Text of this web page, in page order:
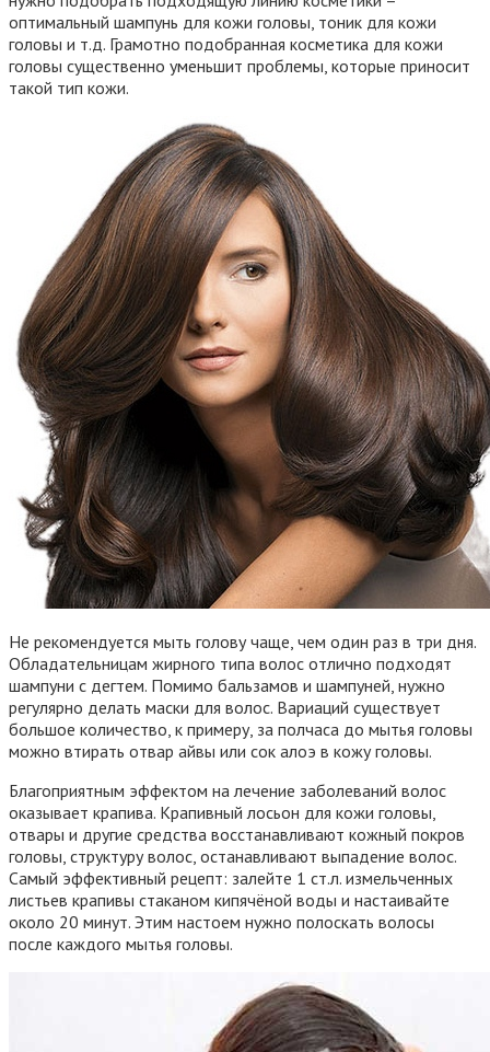
оптимальный шампунь для кожи головы, тоник для кожи
головы и т.д. Грамотно подобранная косметика для кожи
головы существенно уменьшит проблемы, которые приносит
такой тип кожи.
Не рекомендуется мыть голову чаще, чем один раз в три дня.
Обладательницам жирного типа волос отлично подходят
шампуни с дегтем. Помимо бальзамов и шампуней, нужно
регулярно делать маски для волос. Вариаций существует
большое количество, к примеру, за полчаса до мытья головы
можно втирать отвар айвы или сок алоэ в кожу головы.
Благоприятным эффектом на лечение заболеваний волос
оказывает крапива. Крапивный лосьон для кожи головы,
отвары и другие средства восстанавливают кожный покров
головы, структуру волос, останавливают выпадение волос.
Самый эффективный рецепт: залейте 1 ст.л. измельченных
листьев крапивы стаканом кипячёной воды и настаивайте
около 20 минут. Этим настоем нужно полоскать волосы
после каждого мытья головы.